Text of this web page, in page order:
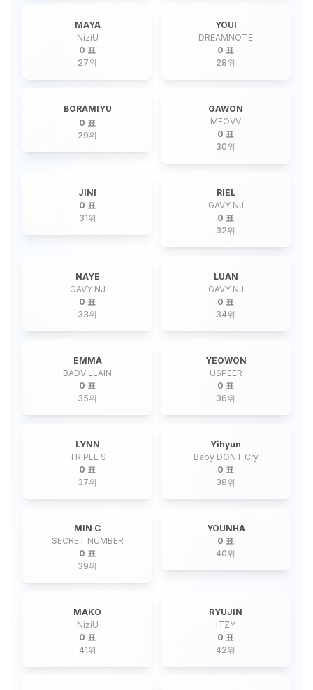
MAYA
NiziU
0 표
27위
YOUI
DREAMNOTE
0 표
28위
BORAMIYU
0 표
29위
GAWON
MEOVV
0 표
30위
JINI
0 표
31위
RIEL
GAVY NJ
0 표
32위
NAYE
GAVY NJ
0 표
33위
LUAN
GAVY NJ
0 표
34위
EMMA
BADVILLAIN
0 표
35위
YEOWON
USPEER
0 표
36위
LYNN
TRIPLE S
0 표
37위
Yihyun
Baby DONT Cry
0 표
38위
MIN C
SECRET NUMBER
0 표
39위
YOUNHA
0 표
40위
MAKO
NiziU
0 표
41위
RYUJIN
ITZY
0 표
42위